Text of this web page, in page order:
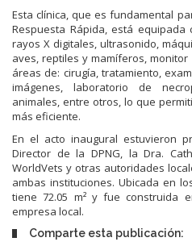
Esta clínica, que es fundamental
Respuesta Rápida, está equipada
rayos X digitales, ultrasonido,
aves, reptiles y mamíferos,
áreas de: cirugía, tratamiento,
imágenes, laboratorio de
animales, entre otros, lo que
más eficiente.
En el acto inaugural estuvieron
Director de la DPNG, la Dra.
WorldVets y otras autoridades
ambas instituciones. Ubicada en
tiene 72.05 m² y fue construida
empresa local.
Comparte esta publicación: